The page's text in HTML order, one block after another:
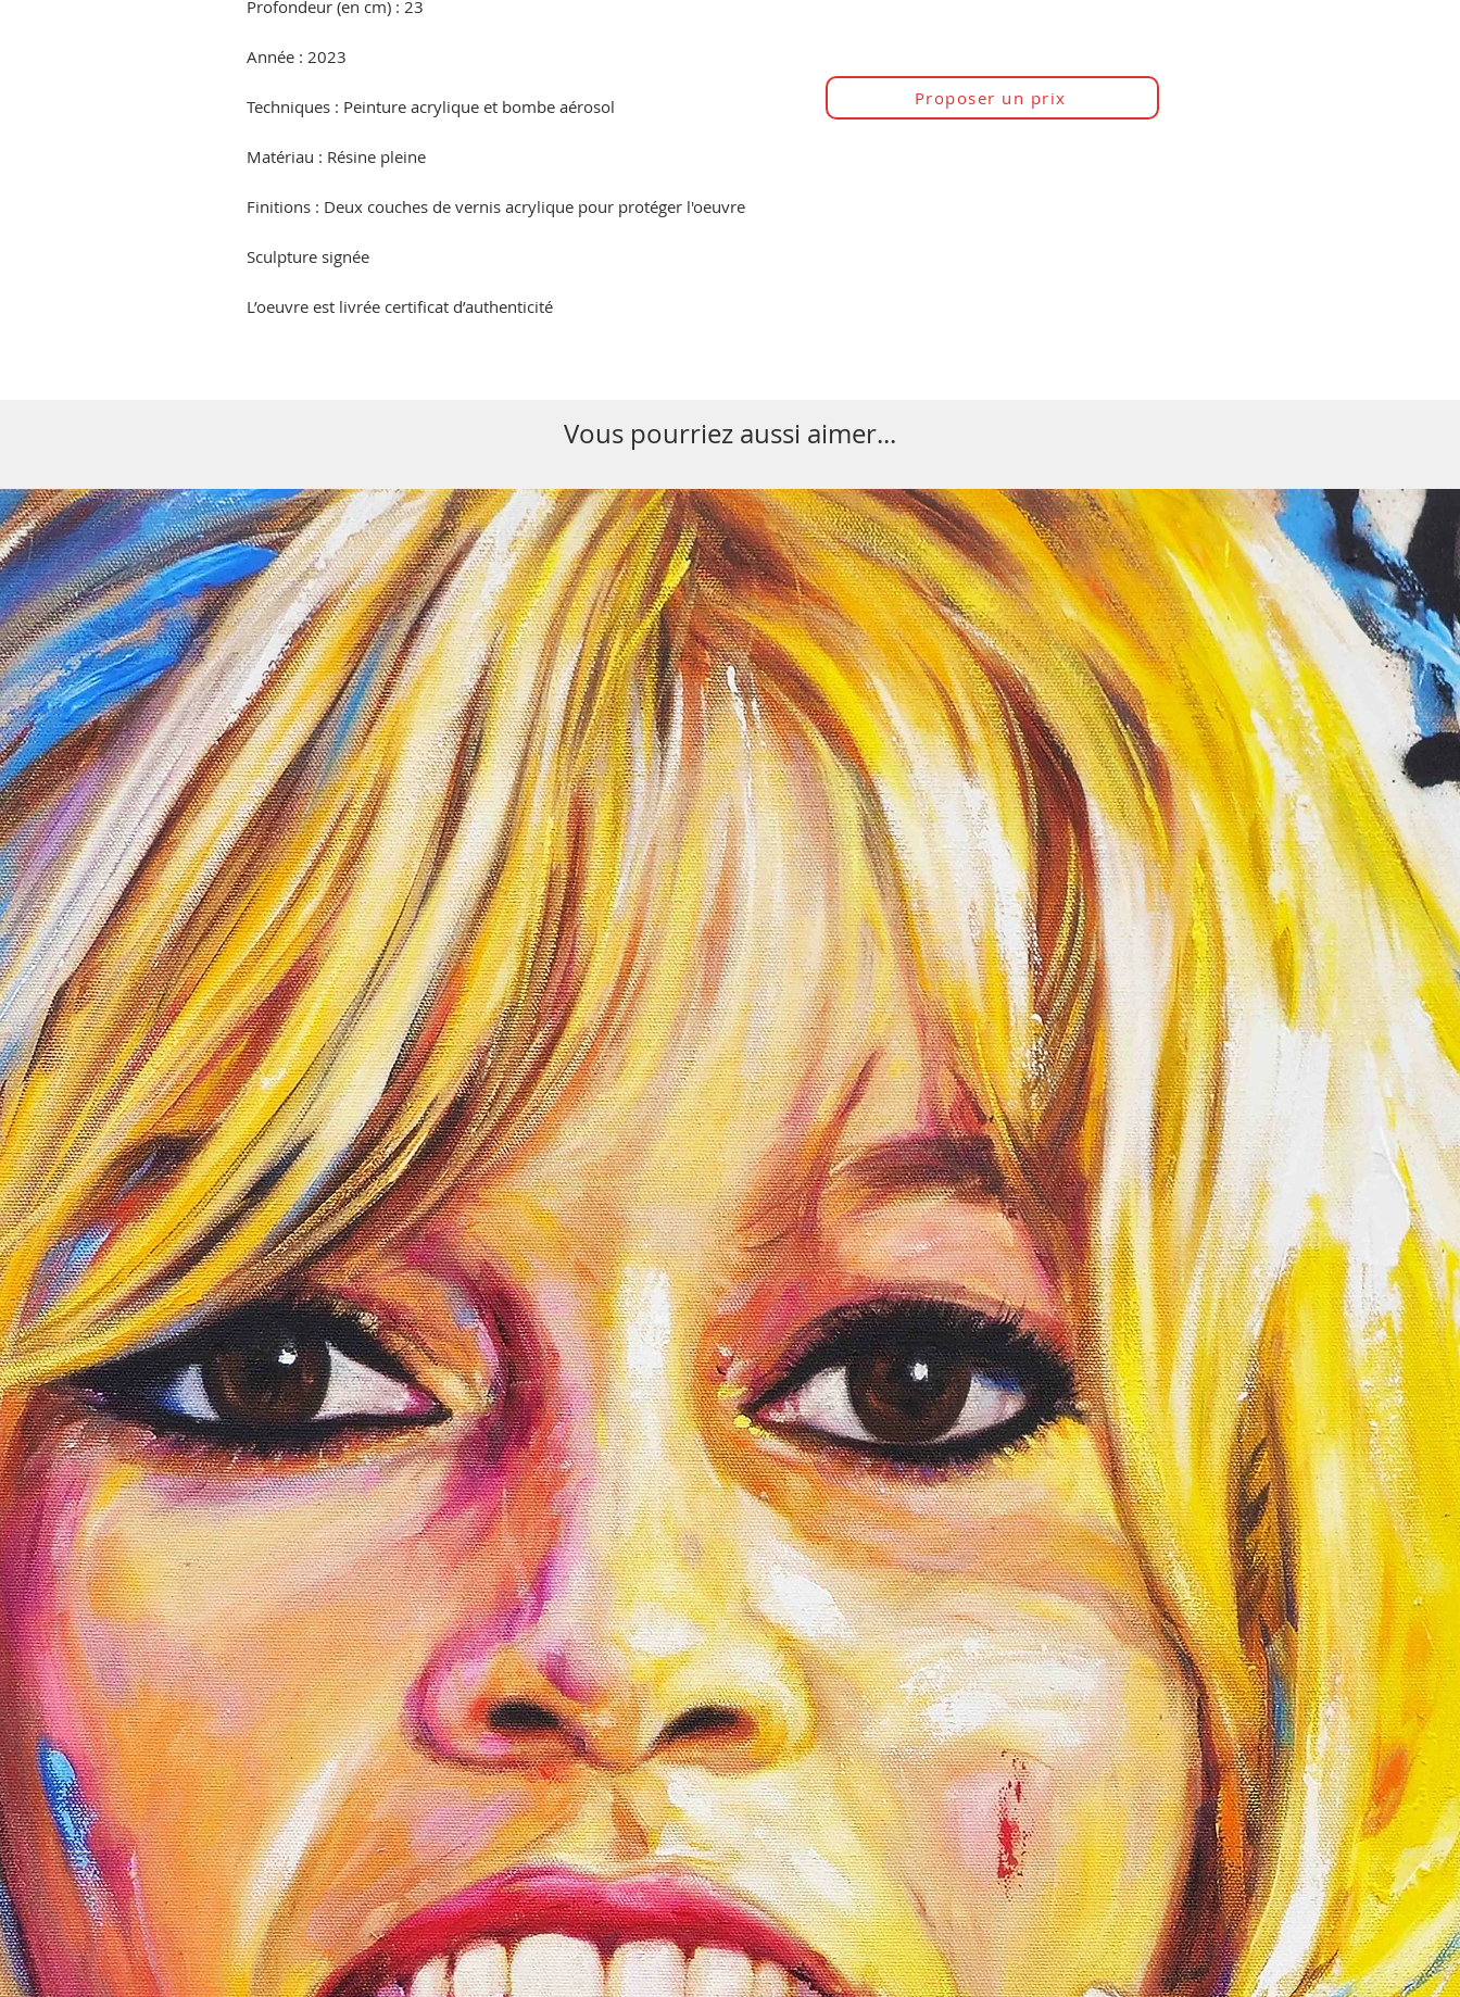
Profondeur (en cm) : 23
Année : 2023
Techniques : Peinture acrylique et bombe aérosol
Matériau : Résine pleine
Finitions : Deux couches de vernis acrylique pour protéger l'oeuvre
Sculpture signée
L’oeuvre est livrée certificat d’authenticité
Proposer un prix
Vous pourriez aussi aimer...